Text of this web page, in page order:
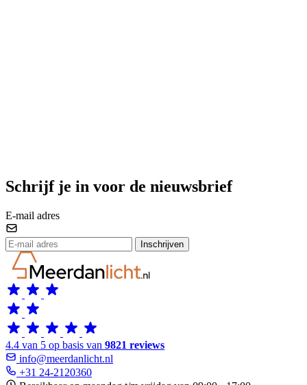
Schrijf je in voor de nieuwsbrief
E-mail adres
Inschrijven
4.4 van 5 op basis van 9821 reviews
info@meerdanlicht.nl
+31 24-2120360